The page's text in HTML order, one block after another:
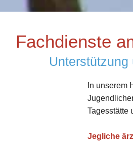
Fachdienste
In unserem
Tagesstätte
Jegliche